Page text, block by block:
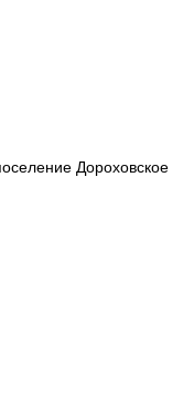
Дороховское